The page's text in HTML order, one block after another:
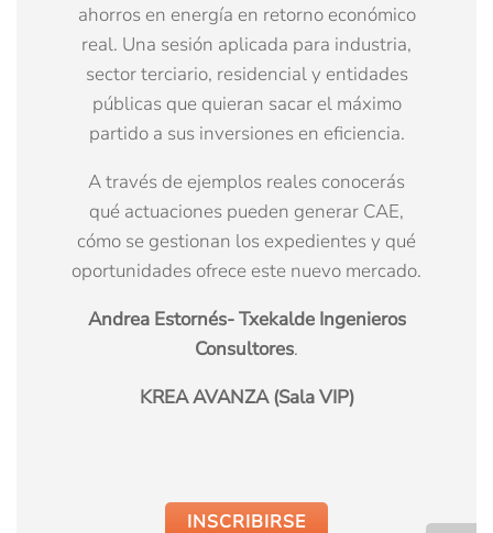
ahorros en energía en retorno económico
real. Una sesión aplicada para industria,
sector terciario, residencial y entidades
públicas que quieran sacar el máximo
partido a sus inversiones en eficiencia.
A través de ejemplos reales conocerás
qué actuaciones pueden generar CAE,
cómo se gestionan los expedientes y qué
oportunidades ofrece este nuevo mercado.
Andrea Estornés- Txekalde Ingenieros
Consultores.
KREA AVANZA (Sala VIP)
INSCRIBIRSE